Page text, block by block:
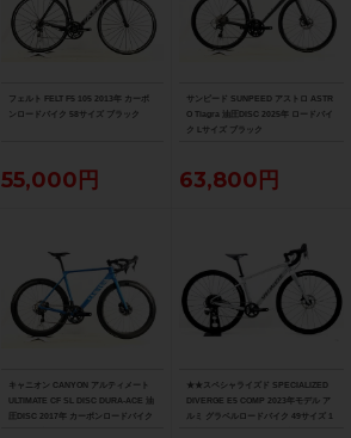
フェルト FELT F5 105 2013年 カーボ
ンロードバイク 58サイズ ブラック
55,000円
サンピード SUNPEED アストロ ASTR
O Tiagra 油圧DISC 2025年 ロードバイ
ク Lサイズ ブラック
63,800円
キャニオン CANYON アルティメート
ULTIMATE CF SL DISC DURA-ACE 油
圧DISC 2017年 カーボンロードバイク
★★スペシャライズド SPECIALIZED
DIVERGE E5 COMP 2023年モデル ア
ルミ グラベルロードバイク 49サイズ 1